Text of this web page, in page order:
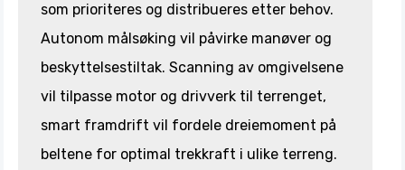
som prioriteres og distribueres etter behov.
Autonom målsøking vil påvirke manøver og
beskyttelsestiltak. Scanning av omgivelsene
vil tilpasse motor og drivverk til terrenget,
smart framdrift vil fordele dreiemoment på
beltene for optimal trekkraft i ulike terreng.